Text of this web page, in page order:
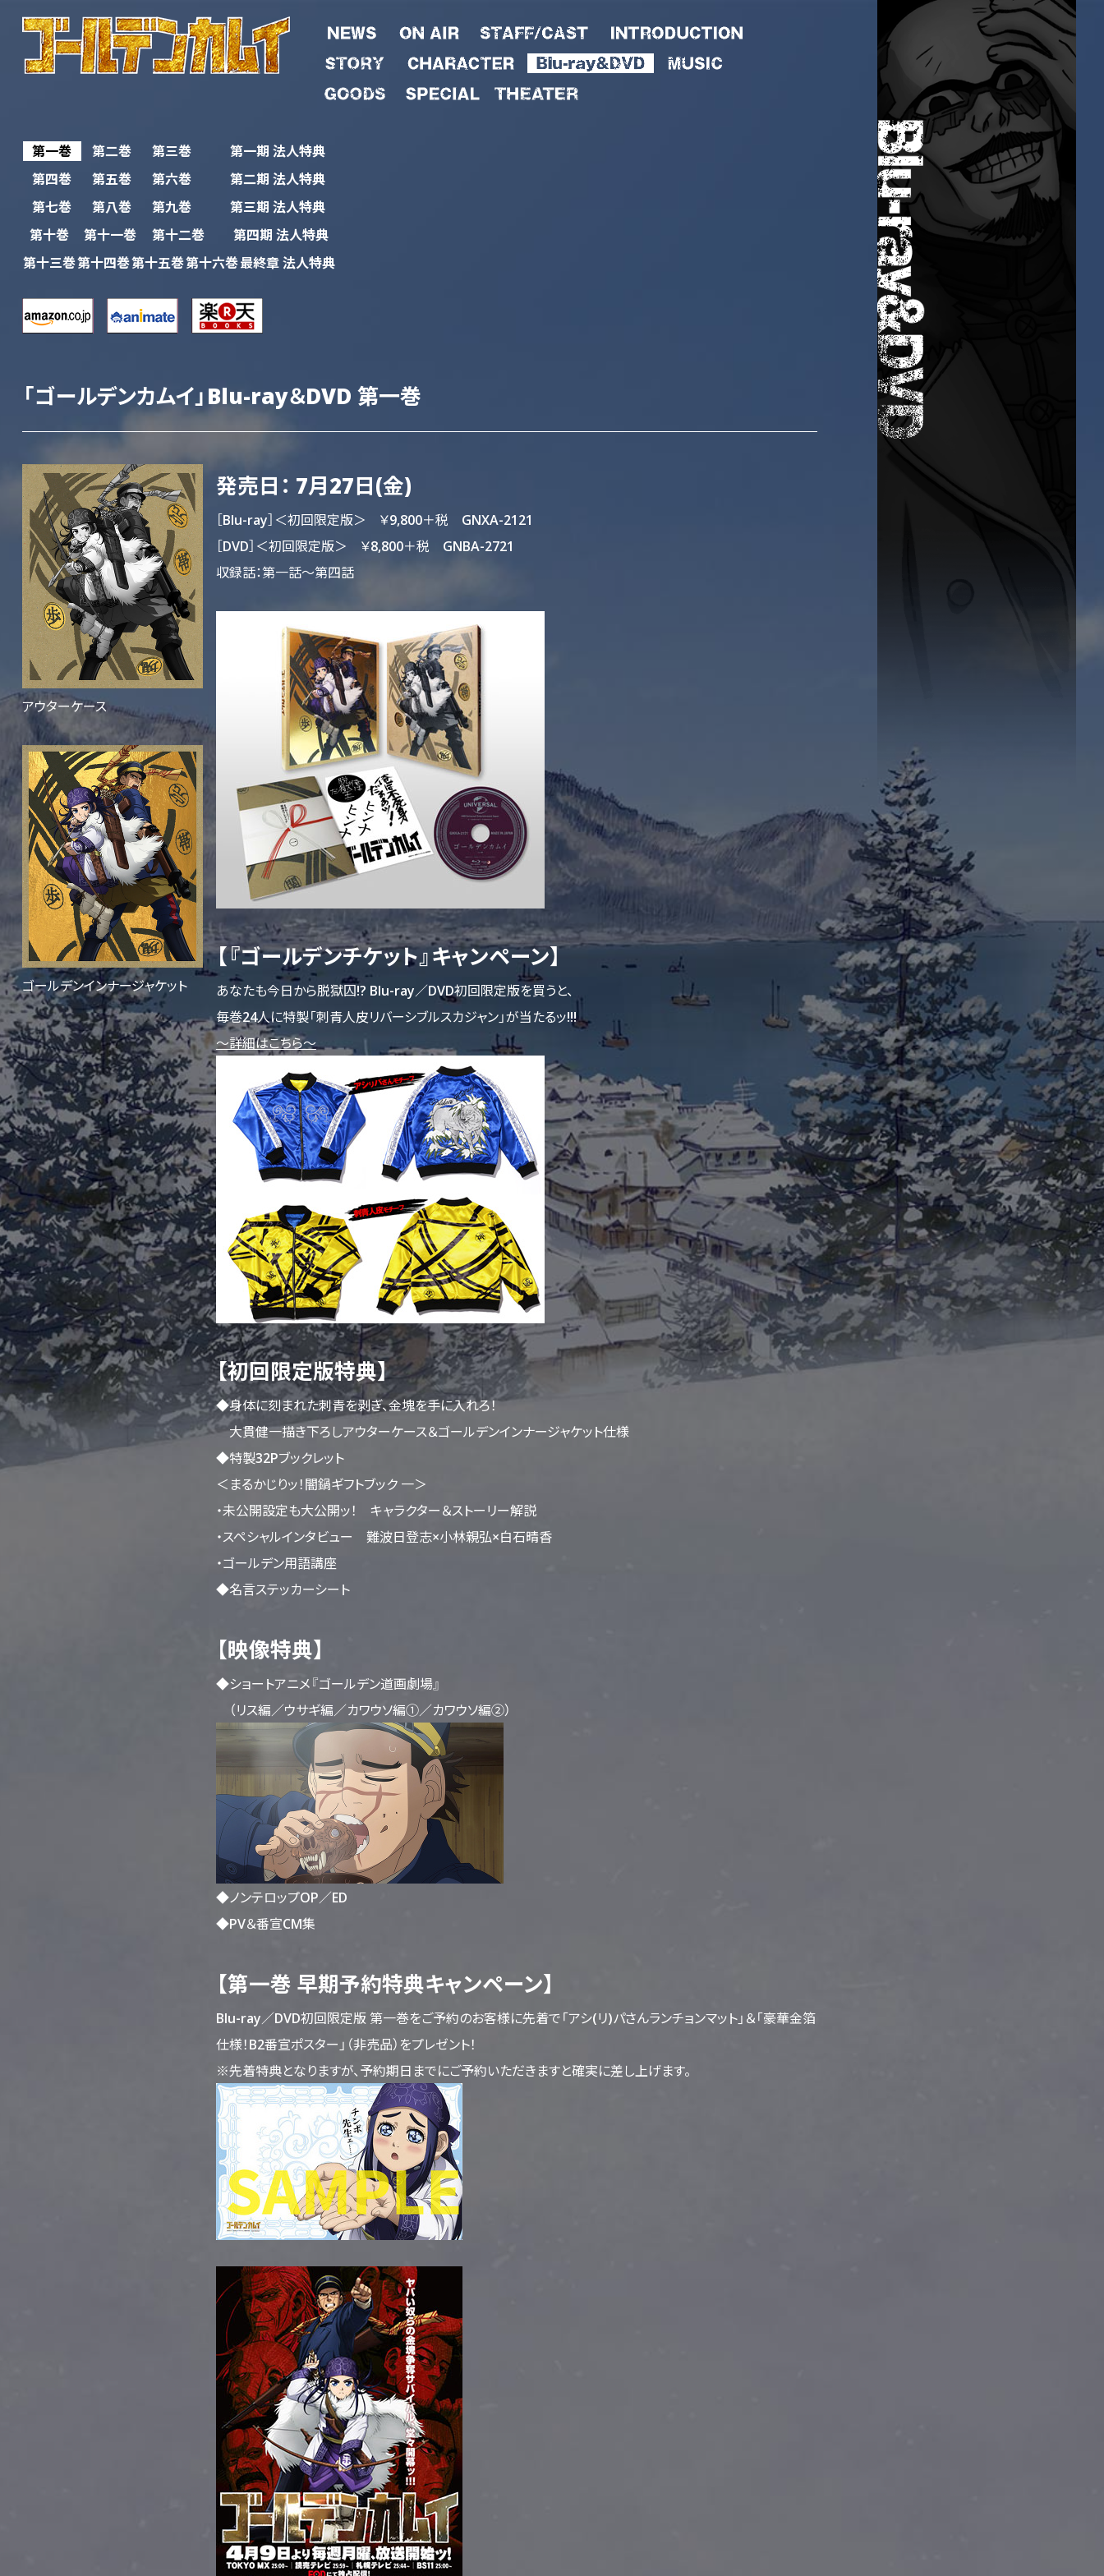
第一巻 第二巻 第三巻 第一期法人特典
第四巻
第五巻 第六巻 第二期法人特典
第七巻
第八巻 第九巻 第三期法人特典
第十巻
第十一巻 第十二巻 第四期 法人特典
第十三巻第十四巻第十五巻第十六巻最終章法人特典
「ゴールデンカムイ」Blu-ray＆DVD 第一巻
アウターケース
ゴールデンインナージャケット
発売日： 7月27日(金)
［Blu-ray］＜初回限定版＞ ￥9,800＋税 GNXA-2121
［DVD］＜初回限定版＞ ￥8,800＋税 GNBA-2721
収録話：第一話～第四話
【『ゴールデンチケット』キャンペーン】
あなたも今日から脱獄囚!? Blu-ray／DVD初回限定版を買うと、
毎巻24人に特製「刺青人皮リバーシブルスカジャン」が当たるッ!!!
～詳細はこちら～
【初回限定版特典】
◆身体に刻まれた刺青を剥ぎ、金塊を手に入れろ！
大貫健一描き下ろしアウターケース＆ゴールデンインナージャケット仕様
◆特製32Pブックレット
＜まるかじりッ！闇鍋ギフトブック 一＞
・未公開設定も大公開ッ！ キャラクター＆ストーリー解説
・スペシャルインタビュー 難波日登志×小林親弘×白石晴香
・ゴールデン用語講座
◆名言ステッカーシート
【映像特典】
◆ショートアニメ『ゴールデン道画劇場』
（リス編／ウサギ編／カワウソ編①／カワウソ編②）
◆ノンテロップOP／ED
◆PV＆番宣CM集
【第一巻 早期予約特典キャンペーン】
Blu-ray／DVD初回限定版 第一巻をご予約のお客様に先着で「アシ(リ)パさんランチョンマット」＆「豪華金箔
仕様！B2番宣ポスター」（非売品）をプレゼント！
※先着特典となりますが、予約期日までにご予約いただきますと確実に差し上げます。